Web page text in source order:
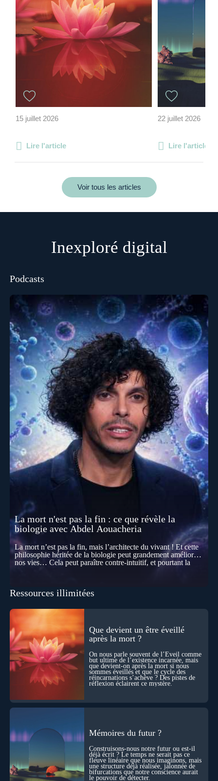
15 juillet 2026
Lire l'article
22 juillet 2026
Lire l'article
Voir tous les articles
Inexploré digital
Podcasts
La mort n'est pas la fin : ce que révèle la
biologie avec Abdel Aouacheria
La mort n’est pas la fin, mais l’architecte du vivant ! Et cette
philosophie héritée de la biologie peut grandement améliorer
nos vies… Cela peut paraître contre-intuitif, et pourtant la
se construisent grâce à des milliers de morts cellulaires
effacements nécessaires façonnent la vie elle-même. À toutes
les échelles, la mort apparaît moins comme une rupture que
comme une logique active du vivant. Alors, la biologie peut-
elle transformer notre manière de penser la mort ? Existe-t-il
des ponts avec nos intuitions métaphysiques sur le cycle de
l’âme ? Nous en parlons avec Abdel Aouacheria, docteur en
biochimie et spécialiste de la mort cellulaire.
Ressources illimitées
Que devient un être éveillé
après la mort ?
On nous parle souvent de l’Éveil comme
but ultime de l’existence incarnée, mais
que devient-on après la mort si nous
sommes éveillés et que le cycle des
réincarnations s’achève ? Des pistes de
réflexion éclairent ce mystère.
Mémoires du futur ?
Construisons-nous notre futur ou est-il
déjà écrit ? Le temps ne serait pas ce
fleuve linéaire que nous imaginons, mais
une structure déjà réalisée, jalonnée de
bifurcations que notre conscience aurait
le pouvoir de détecter.